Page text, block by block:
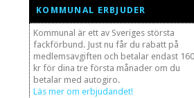
KOMMUNAL ERBJUDER
Kommunal är ett av Sveriges största
fackförbund. Just nu får du rabatt på
medlemsavgiften och betalar endast 160
kr för dina tre första månader om du
betalar med autogiro.
Läs mer om erbjudandet!